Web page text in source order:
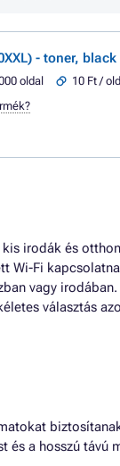
- toner,
oldal 10 Ft /
irodák és
Wi-Fi
vagy
választás
és a hosszú távú